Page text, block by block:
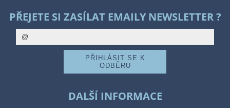
PŘEJETE SI ZASÍLAT EMAILY NEWSLETTER ?
DALŠÍ INFORMACE